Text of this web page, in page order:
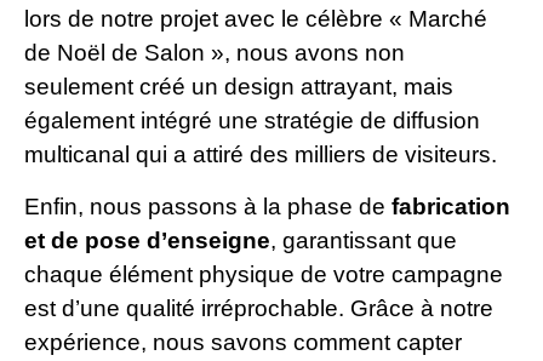
lors de notre projet avec le célèbre « Marché
de Noël de Salon », nous avons non
seulement créé un design attrayant, mais
également intégré une stratégie de diffusion
multicanal qui a attiré des milliers de visiteurs.
Enfin, nous passons à la phase de fabrication
et de pose d’enseigne, garantissant que
chaque élément physique de votre campagne
est d’une qualité irréprochable. Grâce à notre
expérience, nous savons comment capter